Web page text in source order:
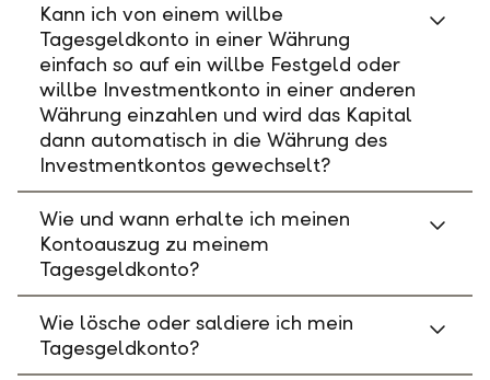
Kann ich von einem willbe
Tagesgeldkonto in einer Währung
einfach so auf ein willbe Festgeld oder
willbe Investmentkonto in einer anderen
Währung einzahlen und wird das Kapital
dann automatisch in die Währung des
Investmentkontos gewechselt?
Wie und wann erhalte ich meinen
Kontoauszug zu meinem
Tagesgeldkonto?
Wie lösche oder saldiere ich mein
Tagesgeldkonto?